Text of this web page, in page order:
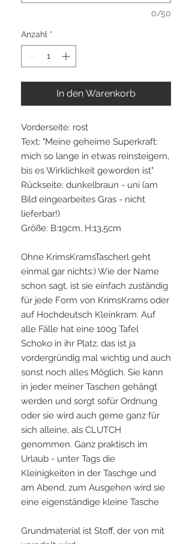
0/50
Anzahl *
In den Warenkorb
Vorderseite: rost
Text: "Meine geheime Superkraft:
mich so lange in etwas reinsteigern,
bis es Wirklichkeit geworden ist"
Rückseite: dunkelbraun - uni (am
Bild eingearbeites Gras - nicht
lieferbar!)
Größe: B:19cm, H:13,5cm
Ohne KrimsKramsTascherl geht
einmal gar nichts:) Wie der Name
schon sagt, ist sie einfach zuständig
für jede Form von KrimsKrams oder
auf Hochdeutsch Kleinkram. Auf
alle Fälle hat eine 100g Tafel
Schoko in ihr Platz, das ist ja
vordergründig mal wichtig und auch
sonst noch alles Möglich. Sie kann
in jeder meiner Taschen gehängt
werden und sorgt sofür Ordnung
oder sie wird auch gerne ganz für
sich alleine, als CLUTCH
genommen. Ganz praktisch im
Urlaub - unter Tags die
Kleinigkeiten in der Taschge und
am Abend, zum Ausgehen wird sie
eine eigenständige kleine Tasche
Grundmaterial ist Stoff, der von mit